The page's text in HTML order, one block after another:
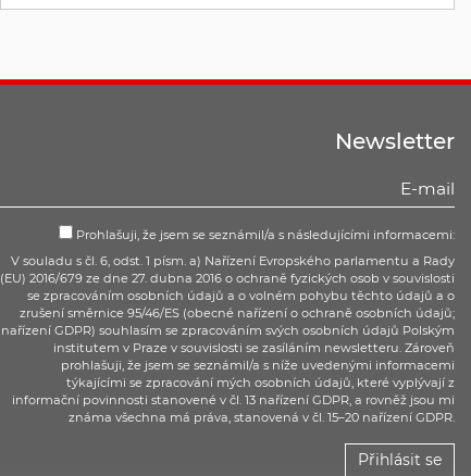
Newsletter
Prohlašuji, že jsem se seznámil/a s následujícími informacemi:
V souladu s čl. 6, odst. 1 písm. a) Nařízení Evropského parlamentu a Rady
(EU) 2016/679 ze dne 27. dubna 2016 o ochraně fyzických osob v souvislosti
se zpracováním osobních údajů a o volném pohybu těchto údajů a o
zrušení směrnice 95/46/ES (obecné nařízení o ochraně osobních údajů;
nařízení GDPR) souhlasím se zpracováním svých osobních údajů Polským
institutem v Praze v souvislosti se zasíláním newsletteru. Zároveň
prohlašuji, že jsem se seznámil/a s níže uvedenými informacemi
týkajícími se zpracování mých osobních údajů, které vyplývají z
informační povinnosti stanovené v čl. 13 nařízení GDPR, a rovněž jsou mi
známa všechna má práva, stanovená v čl. 15–20 nařízení GDPR.
Přihlásit se